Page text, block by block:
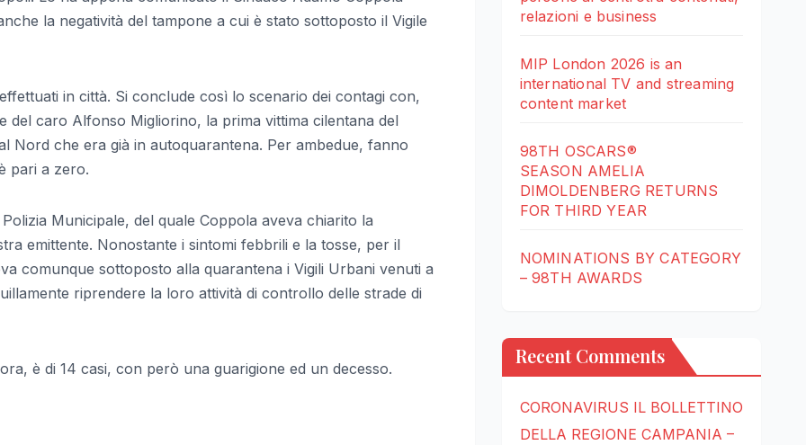
la negatività del tampone a cui è stato sottoposto il Vigile
in città. Si conclude così lo scenario dei contagi con,
del caro Alfonso Migliorino, la prima vittima cilentana del
Nord che era già in autoquarantena. Per ambedue, fanno
pari a zero.
Municipale, del quale Coppola aveva chiarito la
emittente. Nonostante i sintomi febbrili e la tosse, per il
comunque sottoposto alla quarantena i Vigili Urbani venuti a
riprendere la loro attività di controllo delle strade di
è di 14 casi, con però una guarigione ed un decesso.
relazioni e business
MIP London 2026 is an
international TV and streaming
content market
98TH OSCARS®
SEASON AMELIA
DIMOLDENBERG RETURNS
FOR THIRD YEAR
NOMINATIONS BY CATEGORY
– 98TH AWARDS
Recent Comments
CORONAVIRUS IL BOLLETTINO
DELLA REGIONE CAMPANIA –